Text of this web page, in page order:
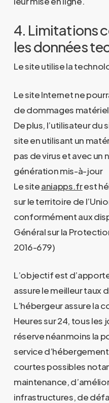
4. Limitations
les données
Le site utilise la
Le site Internet ne
de dommages
De plus, l’utilisateur du
site en utilisant un
pas de virus et avec un
génération mis-à-jour
Le siteaniapps.frest
sur le territoire de
conformément aux
Général sur la
2016-679)
L’objectif est
assure le meilleur taux
L’hébergeur assure la
Heures sur 24, tous les
réserve néanmoins la
service
courtes possibles
maintenance,
infrastructures, de